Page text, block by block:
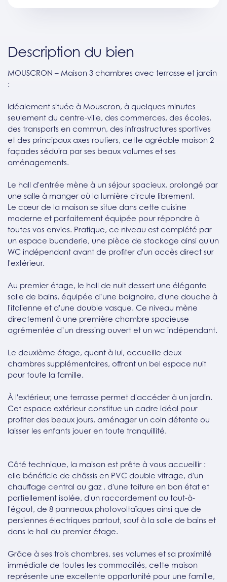
Description du bien
MOUSCRON – Maison 3 chambres avec terrasse et jardin
:
Idéalement située à Mouscron, à quelques minutes
seulement du centre-ville, des commerces, des écoles,
des transports en commun, des infrastructures sportives
et des principaux axes routiers, cette agréable maison 2
façades séduira par ses beaux volumes et ses
aménagements.
Le hall d'entrée mène à un séjour spacieux, prolongé par
une salle à manger où la lumière circule librement.
Le cœur de la maison se situe dans cette cuisine
moderne et parfaitement équipée pour répondre à
toutes vos envies. Pratique, ce niveau est complété par
un espace buanderie, une pièce de stockage ainsi qu'un
WC indépendant avant de profiter d'un accès direct sur
l'extérieur.
Au premier étage, le hall de nuit dessert une élégante
salle de bains, équipée d’une baignoire, d'une douche à
l'italienne et d'une double vasque. Ce niveau mène
directement à une première chambre spacieuse
agrémentée d’un dressing ouvert et un wc indépendant.
Le deuxième étage, quant à lui, accueille deux
chambres supplémentaires, offrant un bel espace nuit
pour toute la famille.
À l'extérieur, une terrasse permet d'accéder à un jardin.
Cet espace extérieur constitue un cadre idéal pour
profiter des beaux jours, aménager un coin détente ou
laisser les enfants jouer en toute tranquillité.
Côté technique, la maison est prête à vous accueillir :
elle bénéficie de châssis en PVC double vitrage, d'un
chauffage central au gaz , d'une toiture en bon état et
partiellement isolée, d'un raccordement au tout-à-
l'égout, de 8 panneaux photovoltaïques ainsi que de
persiennes électriques partout, sauf à la salle de bains et
dans le hall du premier étage.
Grâce à ses trois chambres, ses volumes et sa proximité
immédiate de toutes les commodités, cette maison
représente une excellente opportunité pour une famille,